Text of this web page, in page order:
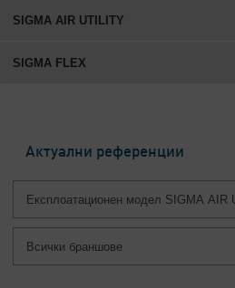
-
Преглед
SIGMA AIR UTILITY
SIGMA FLEX
Актуални референции